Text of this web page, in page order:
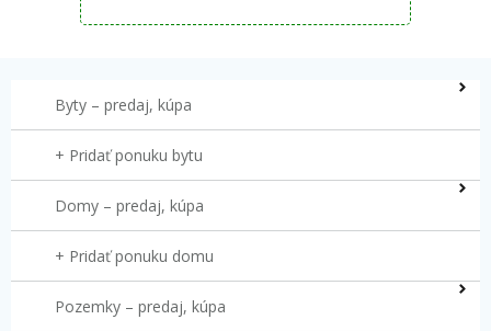
Byty – predaj, kúpa
+ Pridať ponuku bytu
Domy – predaj, kúpa
+ Pridať ponuku domu
Pozemky – predaj, kúpa